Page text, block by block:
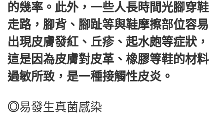
的幾率。此外，一些人長時間光腳穿鞋
走路，腳背、腳趾等與鞋摩擦部位容易
出現皮膚發紅、丘疹、起水皰等症狀，
這是因為皮膚對皮革、橡膠等鞋的材料
過敏所致，是一種接觸性皮炎。
◎易發生真菌感染